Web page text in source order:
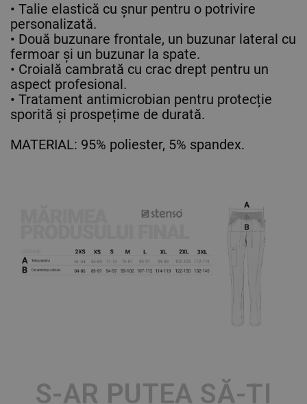
• Talie elastică cu șnur pentru o potrivire
personalizată.
• Două buzunare frontale, un buzunar lateral cu
fermoar și un buzunar la spate.
• Croială cambrată cu crac drept pentru un
aspect profesional.
• Tratament antimicrobian pentru protecție
sporită și prospețime de durată.
MATERIAL: 95% poliester, 5% spandex.
S-AR PUTEA SĂ-ȚI